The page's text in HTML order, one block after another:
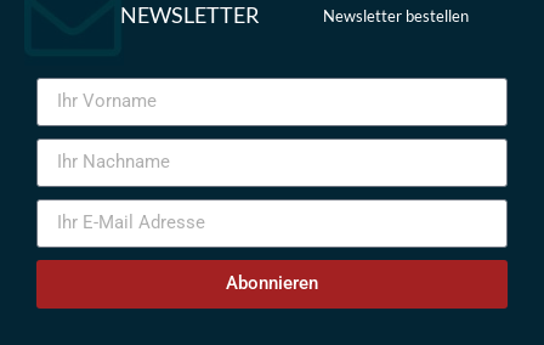
NEWSLETTER Newsletter bestellen
Abonnieren